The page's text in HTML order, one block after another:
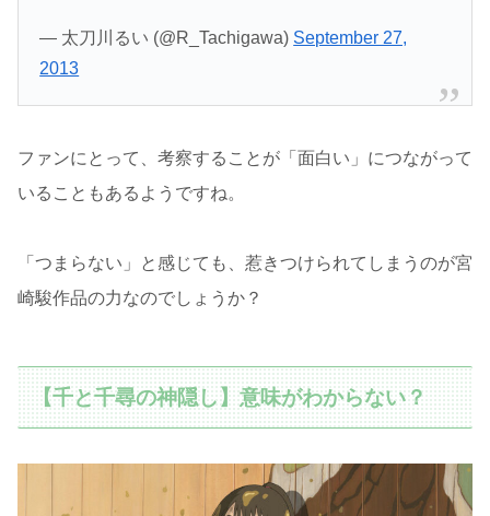
— 太刀川るい (@R_Tachigawa) September 27,
2013
ファンにとって、考察することが「面白い」につながって
いることもあるようですね。
「つまらない」と感じても、惹きつけられてしまうのが宮
崎駿作品の力なのでしょうか？
【千と千尋の神隠し】意味がわからない？